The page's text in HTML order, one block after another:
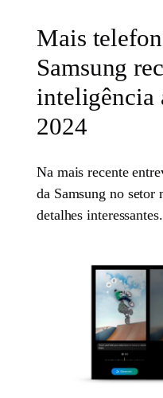
Mais
Samsung
inteligência
2024
Na mais recente
da Samsung no
detalhes interessantes.